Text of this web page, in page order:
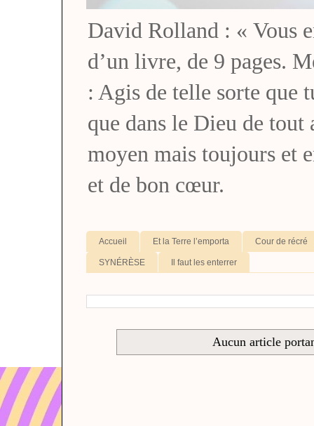
David Rolland : « Vous
d’un livre, de 9 pages.
: Agis de telle sorte que
que dans le Dieu de
moyen mais toujours et
et de bon cœur.
Accueil Et la Terre l’emporta Cour de récré
SYNÉRÈSE Il faut les enterrer
Aucun article